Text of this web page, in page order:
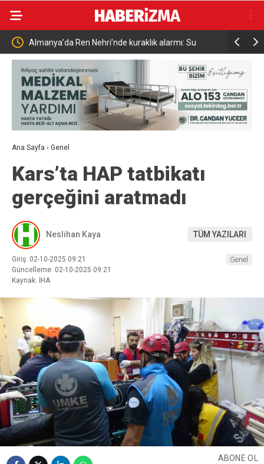
Almanya’da Ren Nehri’nde kuraklık alarmı: Su
seviyesinde tarihi düşüş yaşandı
Ana Sayfa › Genel
Kars’ta HAP tatbikatı
gerçeğini aratmadı
Neslihan Kaya TÜM YAZILARI
Giriş: 02-10-2025 09:21
Güncelleme: 02-10-2025 09:21
Kaynak: İHA
Genel
ABONE OL